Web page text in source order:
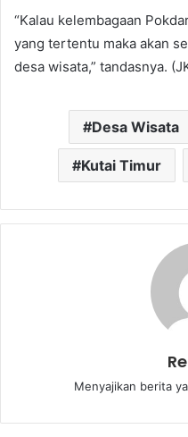
“Kalau kelembagaan
yang tertentu maka akan
desa wisata,” tandasnya.
Desa Wisata
Kutai Timur
Menyajikan berita